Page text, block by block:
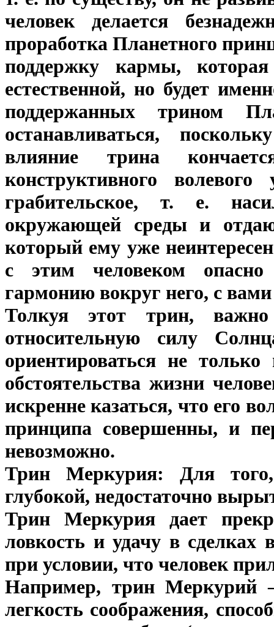
человек делается
проработка Планетного
поддержку кармы,
естественной, но будет
поддержанных трином
останавливаться,
влияние трина
конструктивного
грабительское, т. е.
окружающей среды и
который ему уже
с этим человеком
гармонию вокруг него, с
Толкуя этот трин,
относительную силу
ориентироваться не
обстоятельства жизни
искренне казаться, что его
принципа совершенны, и
невозможно.
Трин Меркурия: Для
глубокой, недостаточно
Трин Меркурия дает
ловкость и удачу в сделках
при условии, что человек
Например, трин
легкость соображения,